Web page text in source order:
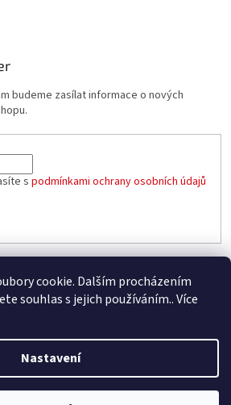
cookie. Dalším procházením
souhlas s jejich používáním.. Více
Nastavení
vám sdělujeme, že postupně
budeme zasílat informace o nových
s podmínkami ochrany osobních údajů
www.regaobuv.cz
Vytvořil Shoptet